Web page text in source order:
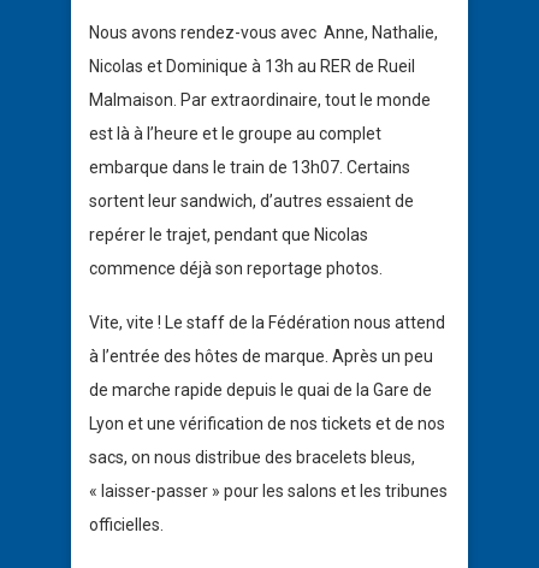
Nous avons rendez-vous avec Anne, Nathalie,
Nicolas et Dominique à 13h au RER de Rueil
Malmaison. Par extraordinaire, tout le monde
est là à l’heure et le groupe au complet
embarque dans le train de 13h07. Certains
sortent leur sandwich, d’autres essaient de
repérer le trajet, pendant que Nicolas
commence déjà son reportage photos.
Vite, vite ! Le staff de la Fédération nous attend
à l’entrée des hôtes de marque. Après un peu
de marche rapide depuis le quai de la Gare de
Lyon et une vérification de nos tickets et de nos
sacs, on nous distribue des bracelets bleus,
« laisser-passer » pour les salons et les tribunes
officielles.